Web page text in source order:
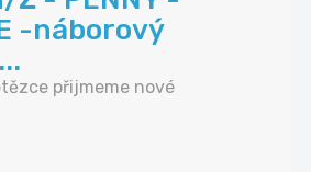
-náborový
přijmeme nové